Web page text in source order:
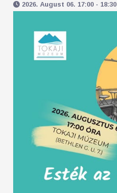
2026. August 06. 17:00 - 18:30